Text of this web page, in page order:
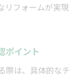
リフォームが実現
ポイント
際は、具体的なチ